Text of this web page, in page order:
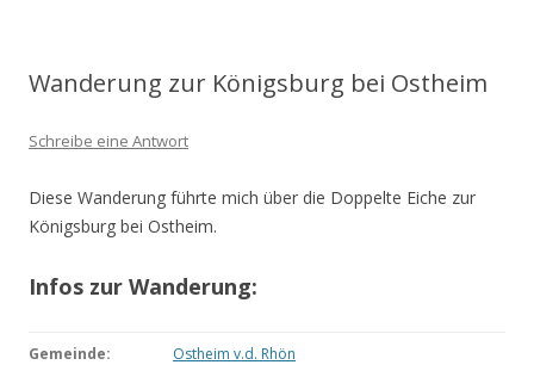
Wanderung zur Königsburg bei Ostheim
Schreibe eine Antwort
Diese Wanderung führte mich über die Doppelte Eiche zur
Königsburg bei Ostheim.
Infos zur Wanderung:
Gemeinde: Ostheim v.d. Rhön